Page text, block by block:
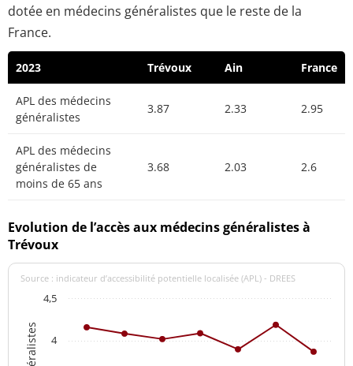
dotée en médecins généralistes que le reste de la
France.
2023 Trévoux Ain France
APL des médecins
généralistes
3.87 2.33 2.95
APL des médecins
généralistes de
moins de 65 ans
3.68 2.03 2.6
Evolution de l’accès aux médecins généralistes à
Trévoux
Source : indicateur d’accessibilité potentielle localisée (APL) - DREES
4
4,5